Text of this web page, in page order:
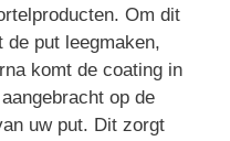
Om dit
put leegmaken,
komt de coating in
op de
uw put. Dit zorgt